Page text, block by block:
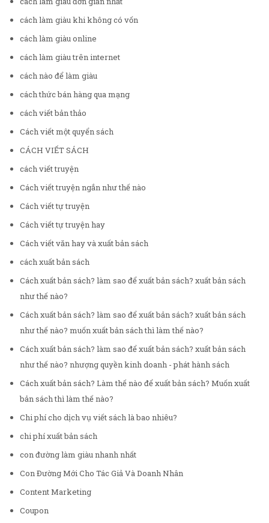
cách làm giàu khi không có vốn
cách làm giàu online
cách làm giàu trên internet
cách nào để làm giàu
cách thức bán hàng qua mạng
cách viết bản thảo
Cách viết một quyển sách
CÁCH VIẾT SÁCH
cách viết truyện
Cách viết truyện ngắn như thế nào
Cách viết tự truyện
Cách viết tự truyện hay
Cách viết văn hay và xuất bản sách
cách xuất bản sách
Cách xuất bản sách? làm sao để xuất bản sách? xuất bản sách
như thế nào?
Cách xuất bản sách? làm sao để xuất bản sách? xuất bản sách
như thế nào? muốn xuất bản sách thì làm thế nào?
Cách xuất bản sách? làm sao để xuất bản sách? xuất bản sách
như thế nào? nhượng quyền kinh doanh - phát hành sách
Cách xuất bản sách? Làm thế nào để xuất bản sách? Muốn xuất
bản sách thì làm thế nào?
Chi phí cho dịch vụ viết sách là bao nhiêu?
chi phí xuất bản sách
con đường làm giàu nhanh nhất
Con Đường Mới Cho Tác Giả Và Doanh Nhân
Content Marketing
Coupon